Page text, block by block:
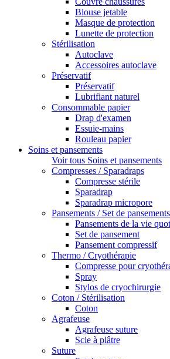
Blouse jetable
Masque de protection
Lunette de protection
Stérilisation
Autoclave
Accessoires autoclave
Préservatif
Préservatif
Lubrifiant naturel
Consommable papier
Drap d'examen
Essuie-mains
Rouleau papier
Soins et pansements
Voir tous Soins et pansements
Compresses / Sparadraps
Compresse stérile
Sparadrap
Sparadrap micropore
Pansements / Set de pansements
Pansements de la vie
Set de pansement
Pansement compressif
Thermo / Cryothérapie
Compresse pour
Spray
Stylos de cryochirurgie
Coton / Stérilisation
Coton
Agrafeuse
Agrafeuse suture
Scie à plâtre
Suture